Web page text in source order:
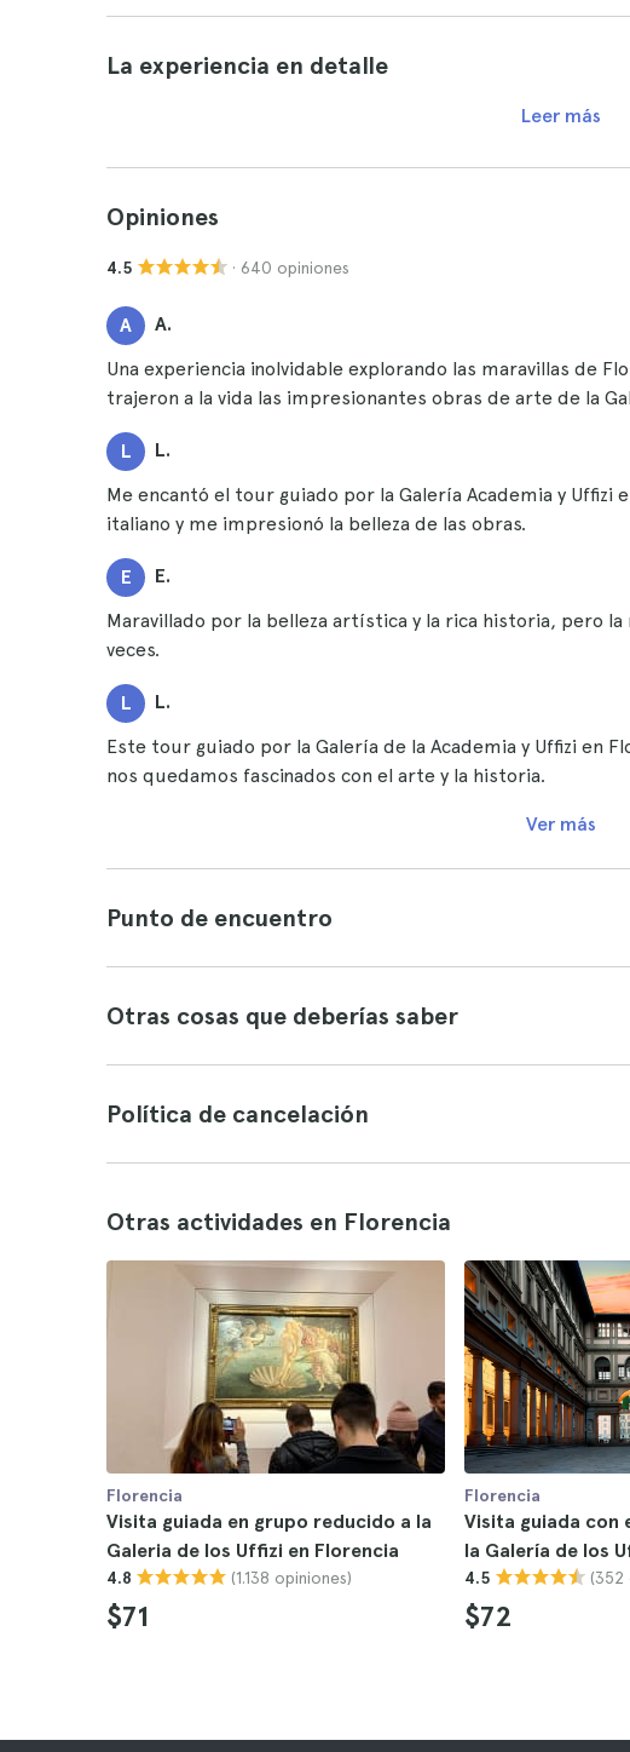
La experiencia en detalle
Leer más
Opiniones
4.5 · 640 opiniones
A A.
Una experiencia inolvidable explorando las maravillas de
trajeron a la vida las impresionantes obras de arte de la
L L.
Me encantó el tour guiado por la Galería Academia y
italiano y me impresionó la belleza de las obras.
E E.
Maravillado por la belleza artística y la rica historia, pero
veces.
L L.
Este tour guiado por la Galería de la Academia y Uffizi en
nos quedamos fascinados con el arte y la historia.
Ver más
Punto de encuentro
Otras cosas que deberías saber
Política de cancelación
Otras actividades en Florencia
Florencia
Visita guiada en grupo reducido a la
Galeria de los Uffizi en Florencia
4.8 (1.138 opiniones)
$71
Florencia
Visita guiada con
la Galería de los
4.5 (352
$72